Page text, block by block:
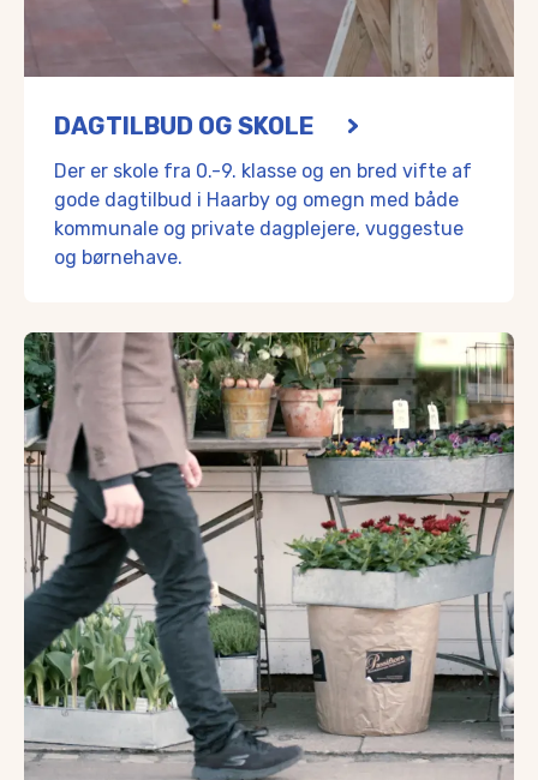
DAGTILBUD OG SKOLE
Der er skole fra 0.-9. klasse og en bred vifte af
gode dagtilbud i Haarby og omegn med både
kommunale og private dagplejere, vuggestue
og børnehave.